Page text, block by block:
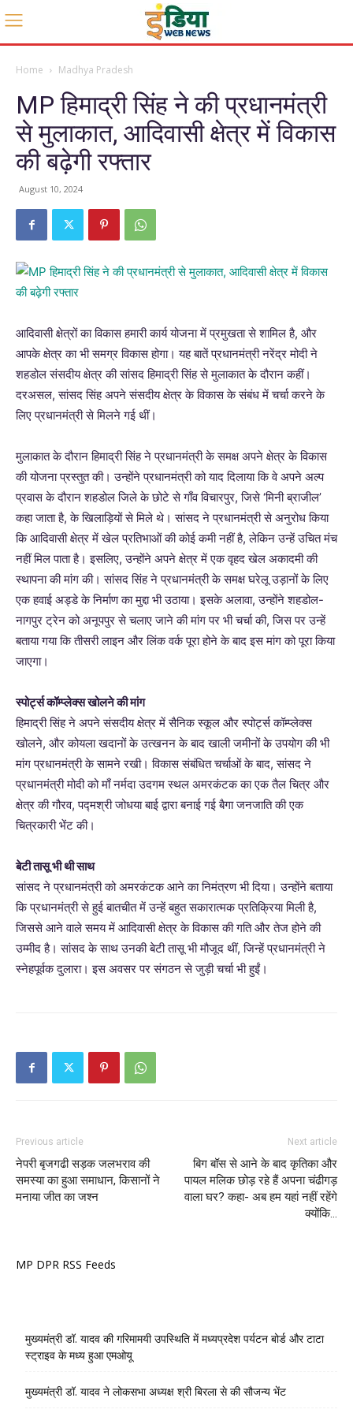
Home Madhya Pradesh
MP हिमाद्री सिंह ने की प्रधानमंत्री
से मुलाकात, आदिवासी क्षेत्र में विकास
की बढ़ेगी रफ्तार
August 10, 2024
आदिवासी क्षेत्रों का विकास हमारी कार्य योजना में प्रमुखता से शामिल है, और
आपके क्षेत्र का भी समग्र विकास होगा। यह बातें प्रधानमंत्री नरेंद्र मोदी ने
शहडोल संसदीय क्षेत्र की सांसद हिमाद्री सिंह से मुलाकात के दौरान कहीं।
दरअसल, सांसद सिंह अपने संसदीय क्षेत्र के विकास के संबंध में चर्चा करने के
लिए प्रधानमंत्री से मिलने गई थीं।
मुलाकात के दौरान हिमाद्री सिंह ने प्रधानमंत्री के समक्ष अपने क्षेत्र के विकास
की योजना प्रस्तुत की। उन्होंने प्रधानमंत्री को याद दिलाया कि वे अपने अल्प
प्रवास के दौरान शहडोल जिले के छोटे से गाँव विचारपुर, जिसे ‘मिनी ब्राजील’
कहा जाता है, के खिलाड़ियों से मिले थे। सांसद ने प्रधानमंत्री से अनुरोध किया
कि आदिवासी क्षेत्र में खेल प्रतिभाओं की कोई कमी नहीं है, लेकिन उन्हें उचित मंच
नहीं मिल पाता है। इसलिए, उन्होंने अपने क्षेत्र में एक वृहद खेल अकादमी की
स्थापना की मांग की। सांसद सिंह ने प्रधानमंत्री के समक्ष घरेलू उड़ानों के लिए
एक हवाई अड्डे के निर्माण का मुद्दा भी उठाया। इसके अलावा, उन्होंने शहडोल-
नागपुर ट्रेन को अनूपपुर से चलाए जाने की मांग पर भी चर्चा की, जिस पर उन्हें
बताया गया कि तीसरी लाइन और लिंक वर्क पूरा होने के बाद इस मांग को पूरा किया
जाएगा।
स्पोर्ट्स कॉम्प्लेक्स खोलने की मांग
हिमाद्री सिंह ने अपने संसदीय क्षेत्र में सैनिक स्कूल और स्पोर्ट्स कॉम्प्लेक्स
खोलने, और कोयला खदानों के उत्खनन के बाद खाली जमीनों के उपयोग की भी
मांग प्रधानमंत्री के सामने रखी। विकास संबंधित चर्चाओं के बाद, सांसद ने
प्रधानमंत्री मोदी को माँ नर्मदा उदगम स्थल अमरकंटक का एक तैल चित्र और
क्षेत्र की गौरव, पद्मश्री जोधया बाई द्वारा बनाई गई बैगा जनजाति की एक
चित्रकारी भेंट की।
बेटी तासू भी थी साथ
सांसद ने प्रधानमंत्री को अमरकंटक आने का निमंत्रण भी दिया। उन्होंने बताया
कि प्रधानमंत्री से हुई बातचीत में उन्हें बहुत सकारात्मक प्रतिक्रिया मिली है,
जिससे आने वाले समय में आदिवासी क्षेत्र के विकास की गति और तेज होने की
उम्मीद है। सांसद के साथ उनकी बेटी तासू भी मौजूद थीं, जिन्हें प्रधानमंत्री ने
स्नेहपूर्वक दुलारा। इस अवसर पर संगठन से जुड़ी चर्चा भी हुईं।
Previous article
नेपरी बृजगढी सड़क जलभराव की
समस्या का हुआ समाधान, किसानों ने
मनाया जीत का जश्न
Next article
बिग बॉस से आने के बाद कृतिका और
पायल मलिक छोड़ रहे हैं अपना चंढीगड़
वाला घर? कहा- अब हम यहां नहीं रहेंगे
क्योंकि…
MP DPR RSS Feeds
मुख्यमंत्री डॉ. यादव की गरिमामयी उपस्थिति में मध्यप्रदेश पर्यटन बोर्ड और टाटा
स्ट्राइव के मध्य हुआ एमओयू
मुख्यमंत्री डॉ. यादव ने लोकसभा अध्यक्ष श्री बिरला से की सौजन्य भेंट